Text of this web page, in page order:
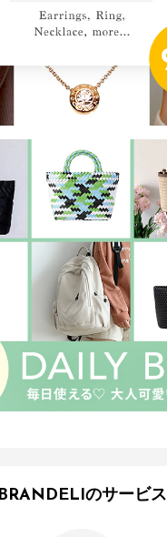
BRANDELIのサービス